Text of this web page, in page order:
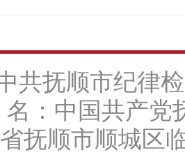
共抚顺市纪律
名：中国共产党
抚顺市顺城区